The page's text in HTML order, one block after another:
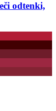
odtenki,